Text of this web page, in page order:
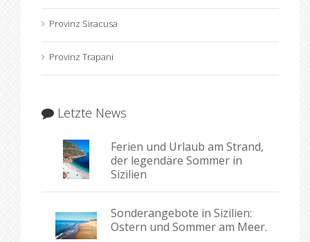
Provinz Siracusa
Provinz Trapani
Letzte News
Ferien und Urlaub am Strand,
der legendäre Sommer in
Sizilien
Sonderangebote in Sizilien:
Ostern und Sommer am Meer.